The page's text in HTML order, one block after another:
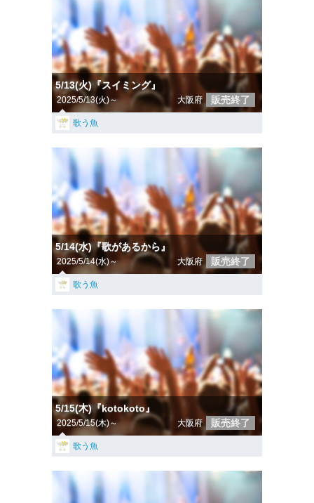
5/13(火)『スイミング』
2025/5/13(火)～ 大阪府 販売終了
歌う魚
5/14(水)『歌があるから』
2025/5/14(水)～ 大阪府 販売終了
歌う魚
5/15(木)『kotokoto』
2025/5/15(木)～ 大阪府 販売終了
歌う魚